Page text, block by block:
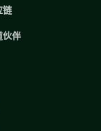
链
伙伴